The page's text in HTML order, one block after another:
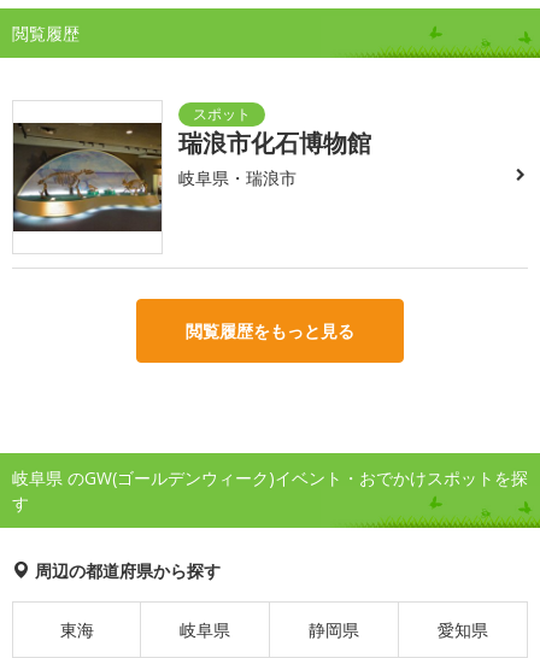
閲覧履歴
瑞浪市化石博物館
岐阜県・瑞浪市
閲覧履歴をもっと見る
岐阜県 のGW(ゴールデンウィーク)イベント・おでかけスポットを探
す
周辺の都道府県から探す
東海 岐阜県 静岡県 愛知県